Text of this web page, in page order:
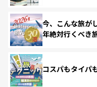
今、こんな旅が
年絶対行くべき
コスパもタイパ